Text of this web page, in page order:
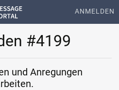
ANMELDEN
#4199
und Anregungen